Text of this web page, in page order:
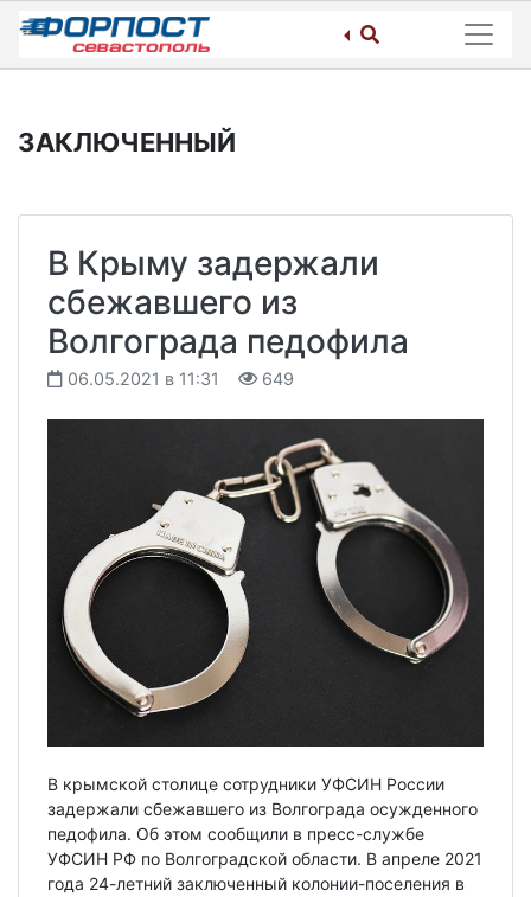
Skip
content
ЗАКЛЮЧЕННЫЙ
В Крыму задержали
сбежавшего из
Волгограда педофила
06.05.2021 в 11:31 649
В крымской столице сотрудники УФСИН России
задержали сбежавшего из Волгограда осужденного
педофила. Об этом сообщили в пресс-службе
УФСИН РФ по Волгоградской области. В апреле 2021
года 24-летний заключенный колонии-поселения в